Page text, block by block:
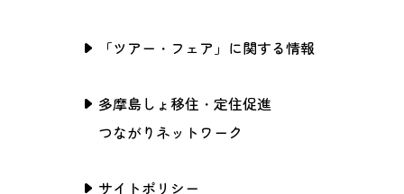
「ツアー・フェア」に関する情報
多摩島しょ移住・定住促進
つながりネットワーク
サイトポリシー